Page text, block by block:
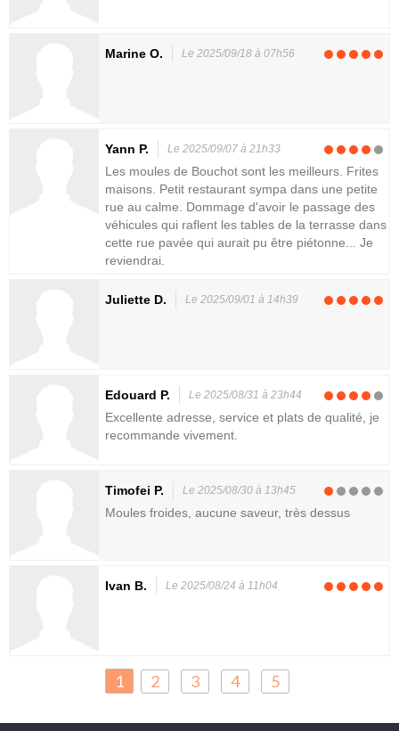
Marine O. Le 2025/09/18 à 07h56
Yann P. Le 2025/09/07 à 21h33
Les moules de Bouchot sont les meilleurs. Frites
maisons. Petit restaurant sympa dans une petite
rue au calme. Dommage d'avoir le passage des
véhicules qui raflent les tables de la terrasse dans
cette rue pavée qui aurait pu être piétonne... Je
reviendrai.
Juliette D. Le 2025/09/01 à 14h39
Edouard P. Le 2025/08/31 à 23h44
Excellente adresse, service et plats de qualité, je
recommande vivement.
Timofei P. Le 2025/08/30 à 13h45
Moules froides, aucune saveur, très dessus
Ivan B. Le 2025/08/24 à 11h04
1 2 3 4 5